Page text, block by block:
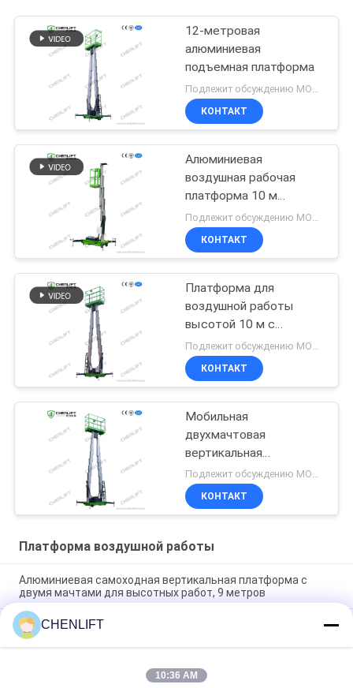
12-метровая
алюминиевая
подъемная платформа
Подлежит обсуждению MOQ:1 комплект
КОНТАКТ
Алюминиевая
воздушная рабочая
платформа 10 м
одномачтовая
вертикальная
подъемная платформа
КОНТАКТ
Платформа для
воздушной работы
высотой 10 м с
вертикальным
подъемом с двойным
мастом и подъемной
КОНТАКТ
Мобильная
двухмачтовая
вертикальная
платформа доступа
Подлежит обсуждению MOQ:1 комплект
КОНТАКТ
Платформа воздушной работы
Алюминиевая самоходная вертикальная платформа с
двумя мачтами для высотных работ, 9 метров
10 метров высоты воздушная рабочая платформа двойной
мачты гидравлический вертикальный подъемный стол
Алюминиевая платформа для воздушной работы с
подъемной высотой 14 м Высота платформы
CHENLIFT
10:36 AM